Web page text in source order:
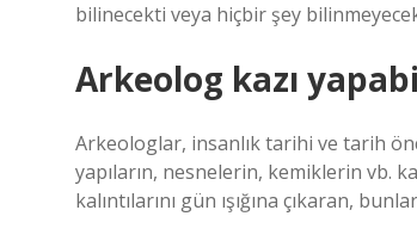
bilinecekti veya hiçbir şey
Arkeolog kazı
Arkeologlar, insanlık tarihi ve tarih
yapıların, nesnelerin, kemiklerin vb.
kalıntılarını gün ışığına çıkaran,